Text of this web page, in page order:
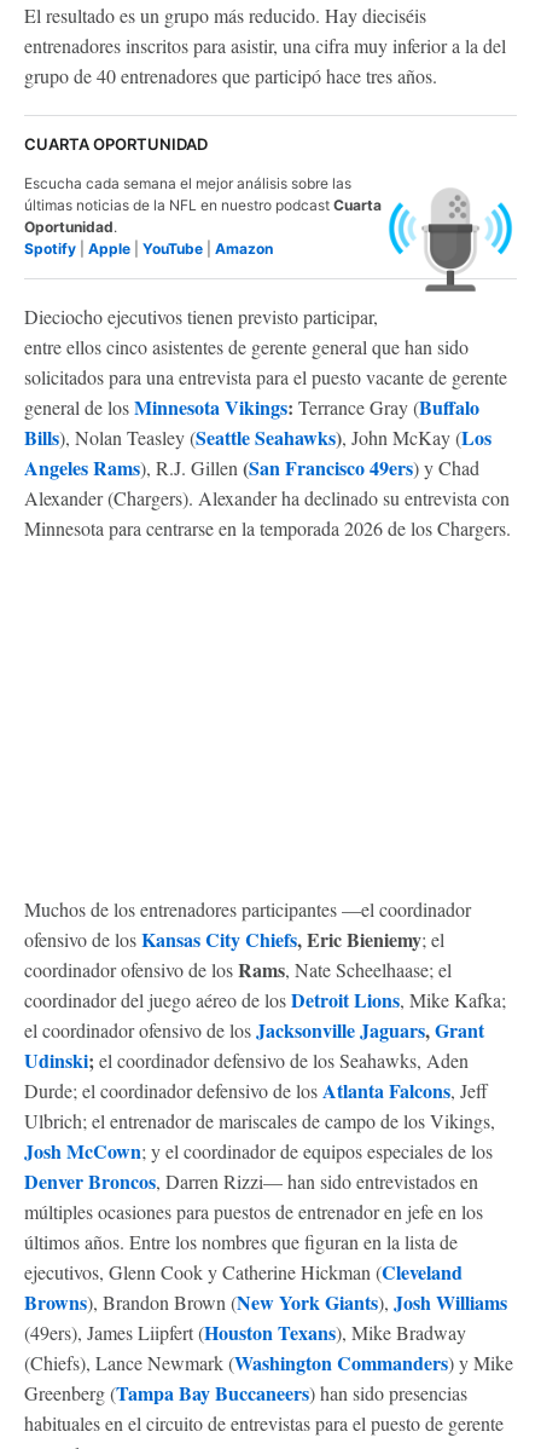
El resultado es un grupo más reducido. Hay dieciséis
entrenadores inscritos para asistir, una cifra muy inferior a la del
grupo de 40 entrenadores que participó hace tres años.
CUARTA OPORTUNIDAD
Escucha cada semana el mejor análisis sobre las
últimas noticias de la NFL en nuestro podcast Cuarta
Oportunidad.
Spotify
Apple YouTube Amazon
Dieciocho ejecutivos tienen previsto participar,
entre ellos cinco asistentes de gerente general que han sido
solicitados para una entrevista para el puesto vacante de gerente
general de losMinnesota Vikings: Terrance Gray (Buffalo
Bills), Nolan Teasley (Seattle Seahawks), John McKay (Los
Angeles Rams), R.J. Gillen (San Francisco 49ers) y Chad
Alexander (Chargers). Alexander ha declinado su entrevista con
Minnesota para centrarse en la temporada 2026 de los Chargers.
Muchos de los entrenadores participantes —el coordinador
ofensivo de losKansas City Chiefs, Eric Bieniemy; el
coordinador ofensivo de losRams, Nate Scheelhaase; el
coordinador del juego aéreo de losDetroit Lions, Mike Kafka;
el coordinador ofensivo de losJacksonville Jaguars,Grant
Udinski;el coordinador defensivo de los Seahawks, Aden
Durde; el coordinador defensivo de losAtlanta Falcons, Jeff
Ulbrich; el entrenador de mariscales de campo de los Vikings,
Josh McCown; y el coordinador de equipos especiales de los
Denver Broncos, Darren Rizzi— han sido entrevistados en
múltiples ocasiones para puestos de entrenador en jefe en los
últimos años. Entre los nombres que figuran en la lista de
ejecutivos, Glenn Cook y Catherine Hickman (Cleveland
Browns), Brandon Brown (New York Giants), Josh Williams
(49ers), James Liipfert (Houston Texans), Mike Bradway
(Chiefs), Lance Newmark (Washington Commanders) y Mike
Greenberg (Tampa Bay Buccaneers) han sido presencias
habituales en el circuito de entrevistas para el puesto de gerente